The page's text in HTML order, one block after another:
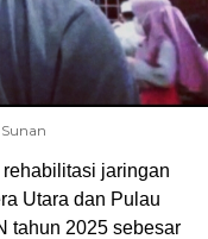
rehabilitasi jaringan
Utara dan Pulau
tahun 2025 sebesar